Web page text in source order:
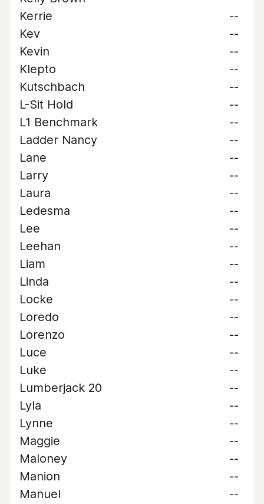
Kerrie
--
Kev
--
Kevin
--
Klepto
--
Kutschbach
--
L-Sit Hold
--
L1 Benchmark
--
Ladder Nancy
--
Lane
--
Larry
--
Laura
--
Ledesma
--
Lee
--
Leehan
--
Liam
--
Linda
--
Locke
--
Loredo
--
Lorenzo
--
Luce
--
Luke
--
Lumberjack 20
--
Lyla
--
Lynne
--
Maggie
--
Maloney
--
Manion
--
Manuel
--